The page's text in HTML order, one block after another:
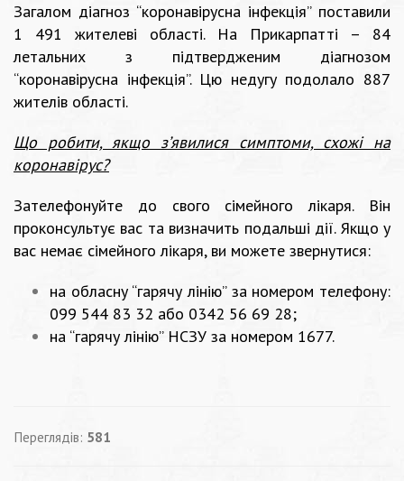
Загалом діагноз “коронавірусна інфекція” поставили
1 491 жителеві області. На Прикарпатті – 84
летальних з підтвердженим діагнозом
“коронавірусна інфекція”. Цю недугу подолало 887
жителів області.
Що робити, якщо з’явилися симптоми, схожі на
коронавірус?
Зателефонуйте до свого сімейного лікаря. Він
проконсультує вас та визначить подальші дії. Якщо у
вас немає сімейного лікаря, ви можете звернутися:
на обласну “гарячу лінію” за номером телефону:
099 544 83 32 або 0342 56 69 28;
на “гарячу лінію” НСЗУ за номером 1677.
Переглядів: 581